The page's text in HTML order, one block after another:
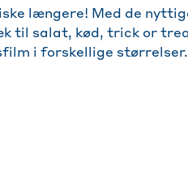
længere! Med de
til salat, kød, trick or
i forskellige